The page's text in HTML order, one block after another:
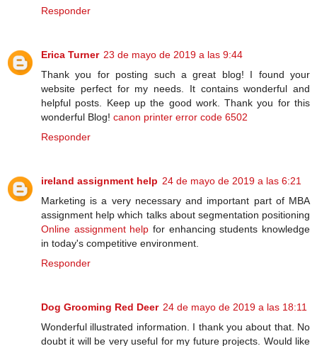
Responder
Erica Turner 23 de mayo de 2019 a las 9:44
Thank you for posting such a great blog! I found your
website perfect for my needs. It contains wonderful and
helpful posts. Keep up the good work. Thank you for this
wonderful Blog! canon printer error code 6502
Responder
ireland assignment help 24 de mayo de 2019 a las 6:21
Marketing is a very necessary and important part of MBA
assignment help which talks about segmentation positioning
Online assignment help for enhancing students knowledge
in today's competitive environment.
Responder
Dog Grooming Red Deer 24 de mayo de 2019 a las 18:11
Wonderful illustrated information. I thank you about that. No
doubt it will be very useful for my future projects. Would like